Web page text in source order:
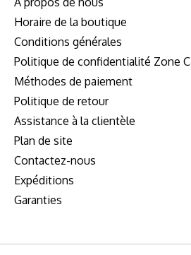
Horaire de la boutique
Conditions générales
Politique de confidentialité Zone
Méthodes de paiement
Politique de retour
Assistance à la clientèle
Plan de site
Contactez-nous
Expéditions
Garanties